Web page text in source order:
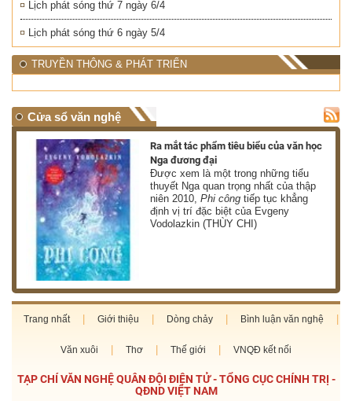
Lịch phát sóng thứ 7 ngày 6/4
Lịch phát sóng thứ 6 ngày 5/4
TRUYỀN THÔNG & PHÁT TRIỂN
Cửa sổ văn nghệ
Ra mắt tác phẩm tiêu biểu của văn học
Nga đương đại
Được xem là một trong những tiểu
thuyết Nga quan trọng nhất của thập
niên 2010,Phi công tiếp tục khẳng
định vị trí đặc biệt của Evgeny
Vodolazkin (THÙY CHI)
Trang nhất Giới thiệu Dòng chảy Bình luận văn nghệ
Văn xuôi Thơ Thế giới VNQĐ kết nối
TẠP CHÍ VĂN NGHỆ QUÂN ĐỘI ĐIỆN TỬ - TỔNG CỤC CHÍNH TRỊ -
QĐND VIỆT NAM